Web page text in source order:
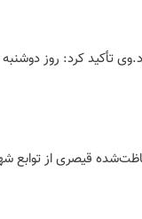
تأکید کرد: روز
قیصری از توابع